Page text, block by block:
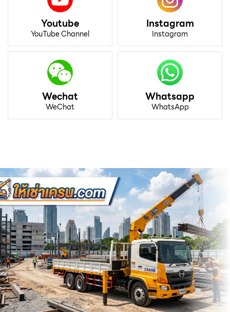
Youtube
YouTube Channel
Instagram
Instagram
Wechat
WeChat
Whatsapp
WhatsApp